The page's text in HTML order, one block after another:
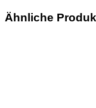
Ähnliche